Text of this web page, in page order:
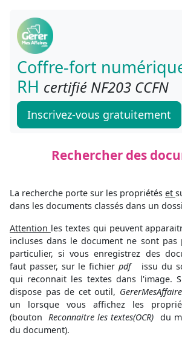
Coffre-fort
RH certifié NF203 CCFN
Inscrivez-vous gratuitement
Rechercher des
La recherche porte sur les propriétés et
dans les documents classés dans un
Attention les textes qui peuvent
incluses dans le document ne sont pas
particulier, si vous enregistrez des
faut passer, sur le fichier pdf issu du
qui reconnait les textes dans l'image.
dispose pas de cet outil,
un lorsque vous affichez les
(bouton Reconnaitre les textes(OCR) du
du document).